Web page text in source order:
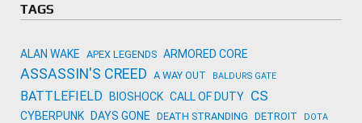
TAGS
ALAN WAKE APEX LEGENDS ARMORED CORE
ASSASSIN'S CREED A WAY OUT BALDURS GATE
BATTLEFIELD BIOSHOCK CALL OF DUTY CS
CYBERPUNK DAYS GONE DEATH STRANDING DETROIT DOTA